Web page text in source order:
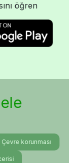
öğren
Çevre korunması